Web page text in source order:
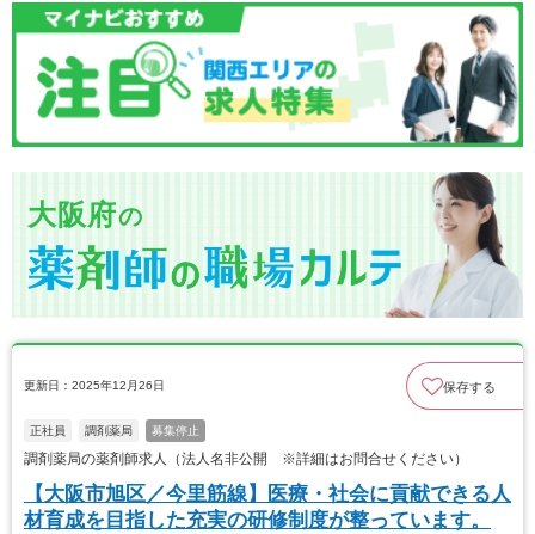
大阪府の
更新日：2025年12月26日 保存する
正社員 調剤薬局 募集停止
調剤薬局の薬剤師求人（法人名非公開 ※詳細はお問合せください）
【大阪市旭区／今里筋線】医療・社会に貢献できる人
材育成を目指した充実の研修制度が整っています。